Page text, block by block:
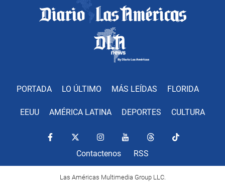
PORTADA LO ÚLTIMO MÁS LEÍDAS FLORIDA
EEUU AMÉRICA LATINA DEPORTES CULTURA
Contactenos RSS
Las Américas Multimedia Group LLC.